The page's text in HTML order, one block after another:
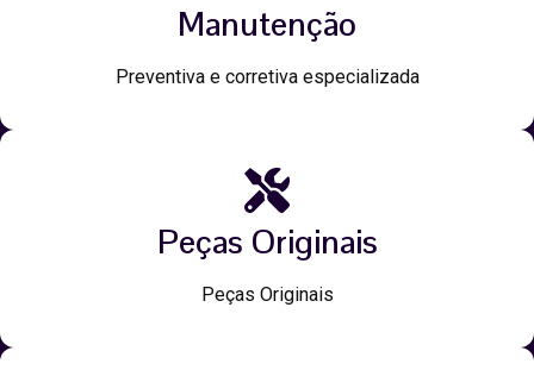
Manutenção
Preventiva e corretiva especializada
Peças Originais
Peças Originais